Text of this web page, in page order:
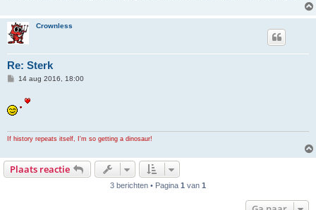
Crownless
Re: Sterk
B
c
14 aug 2016, 18:00
If history repeats itself, I'm so getting a dinosaur!
Plaats reactie
3 berichten • Pagina 1 van 1